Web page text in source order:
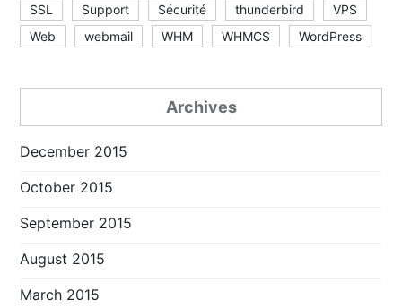
SSL
Support Sécurité thunderbird
VPS
Web
webmail WHM WHMCS WordPress
Archives
December 2015
October 2015
September 2015
August 2015
March 2015